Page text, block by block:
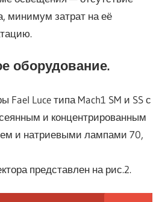
минимум затрат на её
оборудование.
Fael Luce типа Mach1 SM и SS с
и концентрированным
и натриевыми лампами 70,
представлен на рис.2.